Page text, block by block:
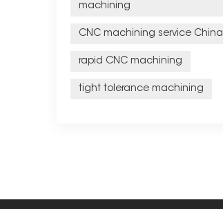
machining
CNC machining service China
rapid CNC machining
tight tolerance machining